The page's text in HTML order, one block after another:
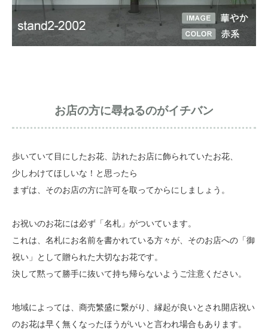
お店の方に尋ねるのがイチバン
歩いていて目にしたお花、訪れたお店に飾られていたお花、
少しわけてほしいな！と思ったら
まずは、そのお店の方に許可を取ってからにしましょう。
お祝いのお花には必ず「名札」がついています。
これは、名札にお名前を書かれている方々が、そのお店への「御
祝い」として贈られた大切なお花です。
決して黙って勝手に抜いて持ち帰らないようご注意ください。
地域によっては、商売繁盛に繋がり、縁起が良いとされ開店祝い
のお花は早く無くなったほうがいいと言われ場合もあります。